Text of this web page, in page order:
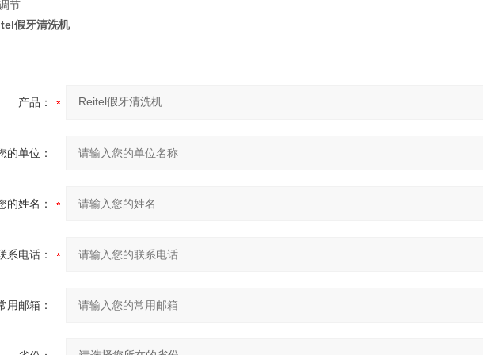
节
假牙清洗机
产品：
的单位：
的姓名：
系电话：
用邮箱：